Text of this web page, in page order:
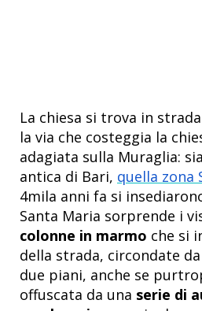
La chiesa si trova in
la via che costeggia la
adagiata sulla Muraglia:
antica di Bari, quella zona
4mila anni fa si
Santa Maria sorprende i
colonne in marmo che si
della strada, circondate
due piani, anche se
offuscata da una serie di